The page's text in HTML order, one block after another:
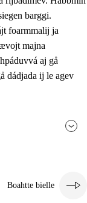
barggi.
foarmmalij ja
majna
aj gå
dádjada ij le agev
Boahtte bielle